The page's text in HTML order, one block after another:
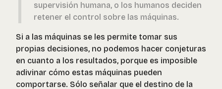
supervisión humana, o los humanos deciden
retener el control sobre las máquinas.
Si a las máquinas se les permite tomar sus
propias decisiones, no podemos hacer conjeturas
en cuanto a los resultados, porque es imposible
adivinar cómo estas máquinas pueden
comportarse. Sólo señalar que el destino de la